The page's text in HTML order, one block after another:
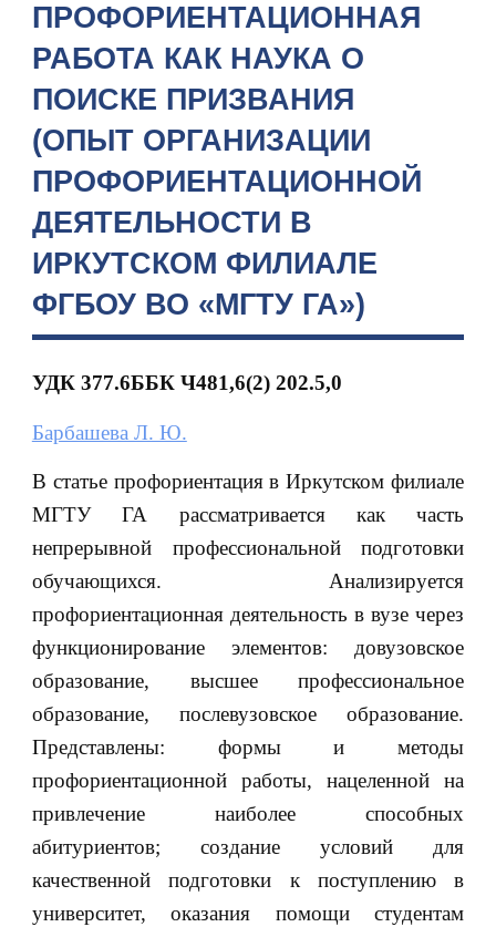
ПРОФОРИЕНТАЦИОННАЯ
РАБОТА КАК НАУКА О
ПОИСКЕ ПРИЗВАНИЯ
(ОПЫТ ОРГАНИЗАЦИИ
ПРОФОРИЕНТАЦИОННОЙ
ДЕЯТЕЛЬНОСТИ В
ИРКУТСКОМ ФИЛИАЛЕ
ФГБОУ ВО «МГТУ ГА»)
УДК 377.6ББК Ч481,6(2) 202.5,0
Барбашева Л. Ю.
В статье профориентация в Иркутском филиале
МГТУ ГА рассматривается как часть
непрерывной профессиональной подготовки
обучающихся. Анализируется
профориентационная деятельность в вузе через
функционирование элементов: довузовское
образование, высшее профессиональное
образование, послевузовское образование.
Представлены: формы и методы
профориентационной работы, нацеленной на
привлечение наиболее способных
абитуриентов; создание условий для
качественной подготовки к поступлению в
университет, оказания помощи студентам